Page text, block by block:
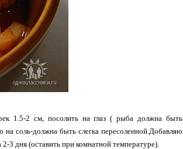
1.5-2 см, посолить на глаз ( рыба должна быть
на соль-должна быть слегка пересоленной.Добавляю
3 дня (оставить при комнатной температуре).